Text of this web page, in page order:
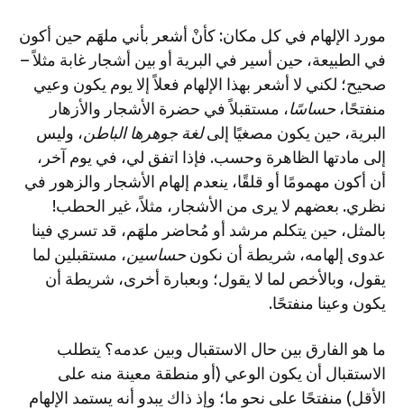
مورد الإلهام في كل مكان: كأنْ أشعر بأني ملهَم حين أكون
في الطبيعة، حين أسير في البرية أو بين أشجار غابة مثلاً –
صحيح؛ لكني لا أشعر بهذا الإلهام فعلاً إلا يوم يكون وعيي
منفتحًا، حساسًا، مستقبلاً في حضرة الأشجار والأزهار
البرية، حين يكون مصغيًا إلىلغة جوهرها الباطن، وليس
إلى مادتها الظاهرة وحسب. فإذا اتفق لي، في يوم آخر،
أن أكون مهمومًا أو قلقًا، ينعدم إلهام الأشجار والزهور في
نظري. بعضهم لا يرى من الأشجار، مثلاً، غير الحطب!
بالمثل، حين يتكلم مرشد أو مُحاضر ملهَم، قد تسري فينا
عدوى إلهامه، شريطة أن نكون حساسين، مستقبلين لما
يقول، وبالأخص لما لا يقول؛ وبعبارة أخرى، شريطة أن
يكون وعينا منفتحًا.
ما هو الفارق بين حال الاستقبال وبين عدمه؟ يتطلب
الاستقبال أن يكون الوعي (أو منطقة معينة منه على
الأقل) منفتحًا على نحو ما؛ وإذ ذاك يبدو أنه يستمد الإلهام